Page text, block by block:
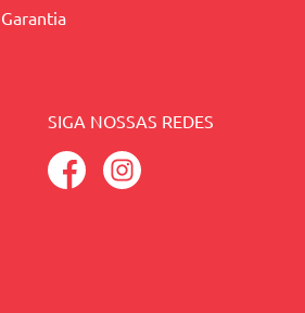
Garantia
SIGA NOSSAS REDES